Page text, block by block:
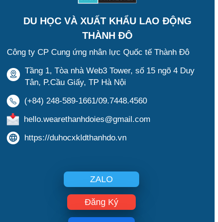
DU HỌC VÀ XUẤT KHẨU LAO ĐỘNG
THÀNH ĐÔ
Công ty CP Cung ứng nhân lực Quốc tế Thành Đô
Tầng 1, Tòa nhà Web3 Tower, số 15 ngõ 4 Duy
Tân, P.Cầu Giấy, TP Hà Nội
(+84) 248-589-1661/09.7448.4560
hello.wearethanhdoies@gmail.com
https://duhocxkldthanhdo.vn
ZALO
Đăng Ký